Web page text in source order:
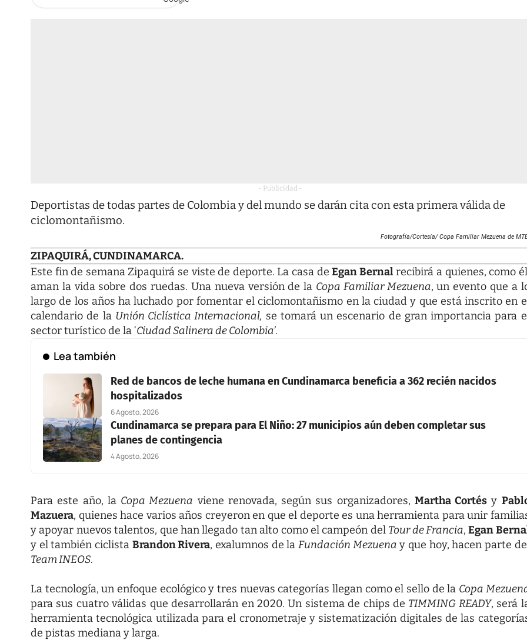
- Publicidad -
Deportistas de todas partes de Colombia y del mundo se darán cita con esta primera válida de
ciclomontañismo.
Fotografía/Cortesía/ Copa Familiar Mezuena de
ZIPAQUIRÁ, CUNDINAMARCA.
Este fin de semana Zipaquirá se viste de deporte. La casa deEgan Bernalrecibirá a quienes, como
aman la vida sobre dos ruedas. Una nueva versión de la Copa Familiar Mezuena, un evento que a
largo de los años ha luchado por fomentar el ciclomontañismo en la ciudad y que está inscrito en
calendario de la Unión Ciclística Internacional, se tomará un escenario de gran importancia para
sector turístico de la ‘Ciudad Salinera de Colombia’.
Lea también
Red de bancos de leche humana en Cundinamarca beneficia a 362 recién nacidos
hospitalizados
6 Agosto, 2026
Cundinamarca se prepara para El Niño: 27 municipios aún deben completar sus
planes de contingencia
4 Agosto, 2026
Para este año, la Copa Mezuena viene renovada, según sus organizadores, Martha Cortés y
Mazuera, quienes hace varios años creyeron en que el deporte es una herramienta para unir
y apoyar nuevos talentos, que han llegado tan alto como el campeón del Tour de Francia,Egan
y el también ciclista Brandon Rivera, exalumnos de laFundación Mezuena y que hoy, hacen parte
Team INEOS.
La tecnología, un enfoque ecológico y tres nuevas categorías llegan como el sello de la Copa
para sus cuatro válidas que desarrollarán en 2020. Un sistema de chips de TIMMING READY, será
herramienta tecnológica utilizada para el cronometraje y sistematización digitales de las
de pistas mediana y larga.